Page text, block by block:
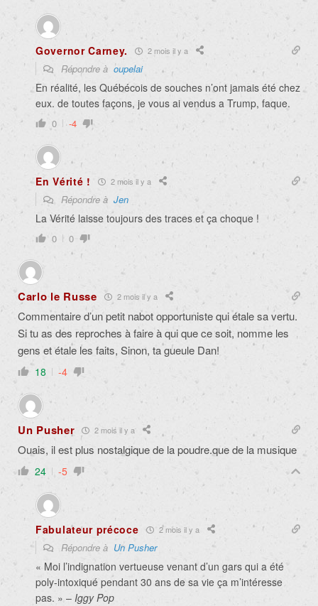
Governor Carney. 2 mois il y a
Répondre à oupelai
En réalité, les Québécois de souches n’ont jamais été chez
eux. de toutes façons, je vous ai vendus a Trump, faque.
0 -4
En Vérité ! 2 mois il y a
Répondre à Jen
La Vérité laisse toujours des traces et ça choque !
0 0
Carlo le Russe 2 mois il y a
Commentaire d’un petit nabot opportuniste qui étale sa vertu.
Si tu as des reproches à faire à qui que ce soit, nomme les
gens et étale les faits, Sinon, ta gueule Dan!
18 -4
Un Pusher 2 mois il y a
Ouais, il est plus nostalgique de la poudre.que de la musique
24 -5
Fabulateur précoce 2 mois il y a
Répondre à Un Pusher
« Moi l’indignation vertueuse venant d’un gars qui a été
poly-intoxiqué pendant 30 ans de sa vie ça m’intéresse
pas. » – Iggy Pop